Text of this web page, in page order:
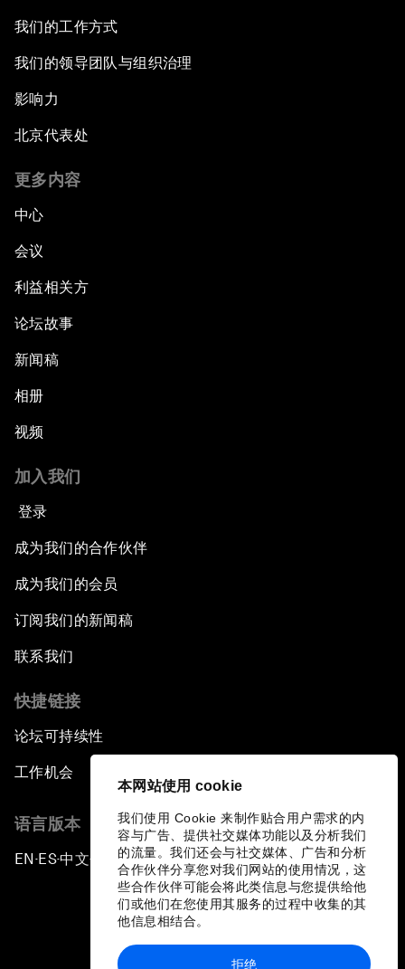
本网站使用 cookie
我们使用 Cookie 来制作贴合用户需求的内
容与广告、提供社交媒体功能以及分析我们
的流量。我们还会与社交媒体、广告和分析
合作伙伴分享您对我们网站的使用情况，这
些合作伙伴可能会将此类信息与您提供给他
们或他们在您使用其服务的过程中收集的其
他信息相结合。
拒绝
我们的工作方式
我们的领导团队与组织治理
影响力
北京代表处
更多内容
中心
会议
利益相关方
论坛故事
新闻稿
相册
视频
加入我们
登录
成为我们的合作伙伴
成为我们的会员
订阅我们的新闻稿
联系我们
快捷链接
论坛可持续性
工作机会
语言版本
EN ▪ES▪中文▪ 日本語